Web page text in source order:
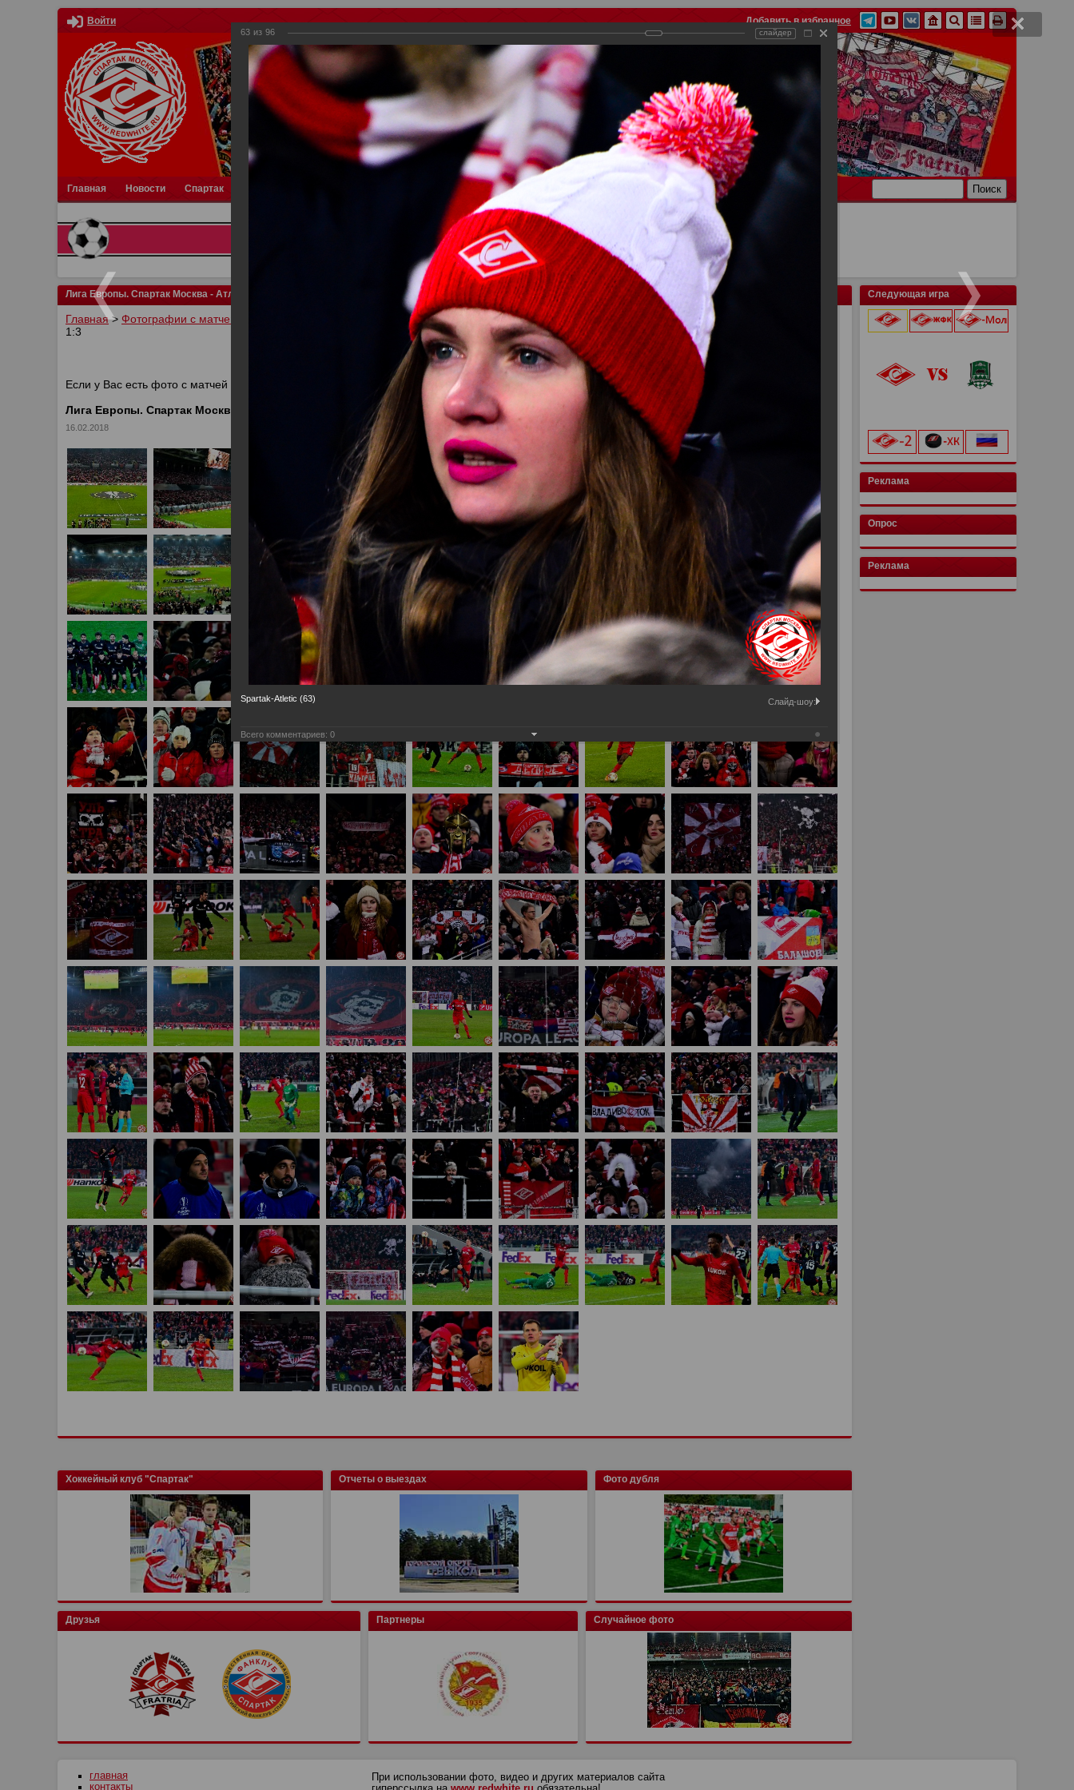
Войти Добавить в избранное
Главная Новости Спартак Фанату Стадионы О футболе Ссылки
Лига Европы. Спартак Москва - Атлетик Бильбао 1:3
Главная> Фотографии с матчей Спартака, Сборной Росиии ФК Спартак Сезон 2017/2018>Лига Европы. Спартак Москва - Атлетик Бильбао
1:3
Уважаемые посетители нашего сайта!
Если у Вас есть фото с матчей
, высылайте нам напочту
мы обязательно разместим их в этом разделе.
Лига Европы. Спартак Москва - Атлетик Бильбао 1:3
16.02.2018
Хоккейный клуб "Спартак" Отчеты о выездах Фото дубля
Друзья Партнеры Случайное фото
Следующая игра
Реклама
Опрос
Реклама
главная
контакты
При использовании фото, видео и других материалов сайта
63 из 96 слайдер
Spartak-Atletic (63) Слайд-шоу:
Всего комментариев: 0